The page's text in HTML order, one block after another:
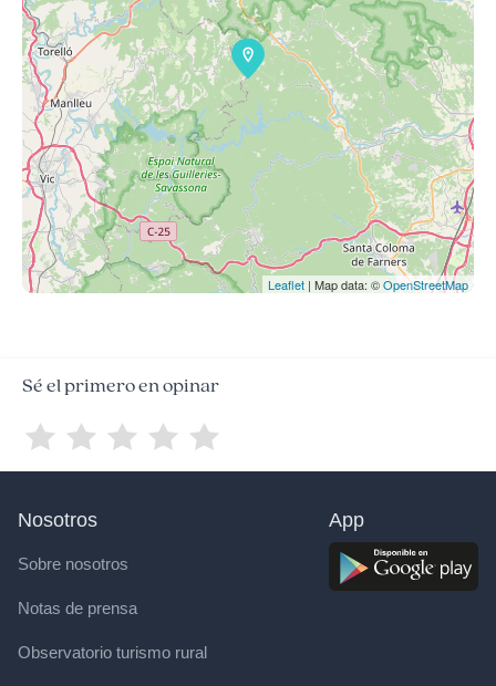
Leaflet | Map data: ©OpenStreetMap
Sé el primero en opinar
Nosotros
Sobre nosotros
Notas de prensa
Observatorio turismo rural
App